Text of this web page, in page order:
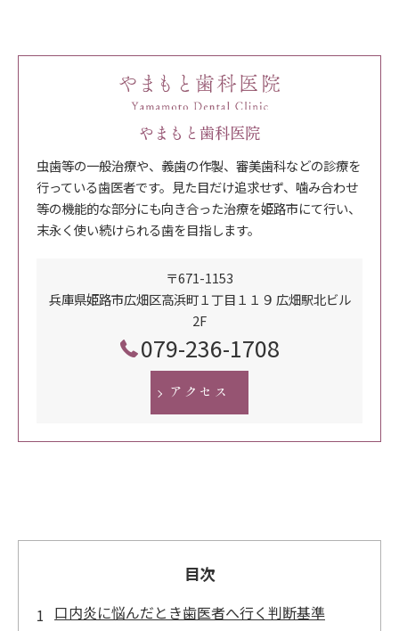
やまもと歯科医院
虫歯等の一般治療や、義歯の作製、審美歯科などの診療を
行っている歯医者です。見た目だけ追求せず、噛み合わせ
等の機能的な部分にも向き合った治療を姫路市にて行い、
末永く使い続けられる歯を目指します。
〒671-1153
兵庫県姫路市広畑区高浜町１丁目１１９ 広畑駅北ビル
2F
079-236-1708
アクセス
目次
口内炎に悩んだとき歯医者へ行く判断基準